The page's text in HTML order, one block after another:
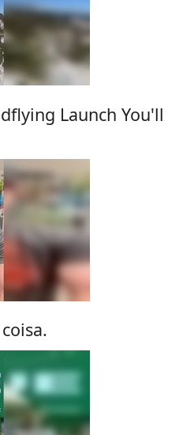
Launch You'll